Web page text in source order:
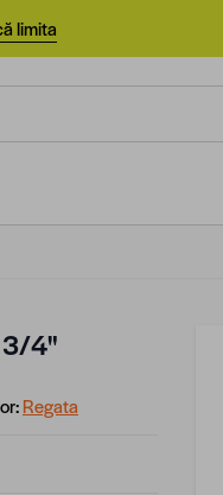
limita
3/4"
Regata